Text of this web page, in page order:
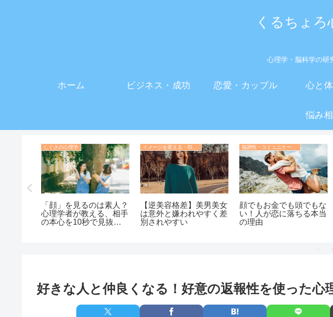
くるちょろ
心理学・脳科学の研
ホーム ビジネス・成功 恋愛・カップル 心と
悩み
しぐさの心理学
「顔」を見るのは素人？
心理学者が教える、相手
の本心を10秒で見抜く
イメージを変える・印象操作の心理学
【逆美容格差】美男美女
は意外と嫌われやすく差
別されやすい
協調性・コミュニケーション・人間関係の心理学
顔でもお金でも頭でもな
い！人が恋に落ちる本当
の理由
好きな人と仲良くなる！好意の返報性を使った心